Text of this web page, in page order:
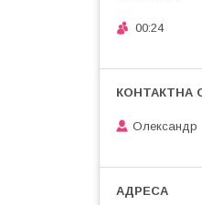
00:24
Олександр